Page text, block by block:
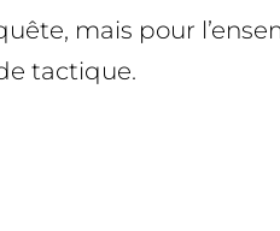
mais pour
tactique.